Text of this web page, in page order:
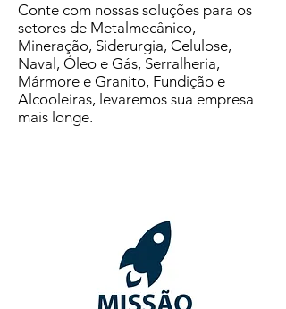
Conte com nossas soluções para os
setores de Metalmecânico,
Mineração, Siderurgia, Celulose,
Naval, Óleo e Gás, Serralheria,
Mármore e Granito, Fundição e
Alcooleiras, levaremos sua empresa
mais longe.